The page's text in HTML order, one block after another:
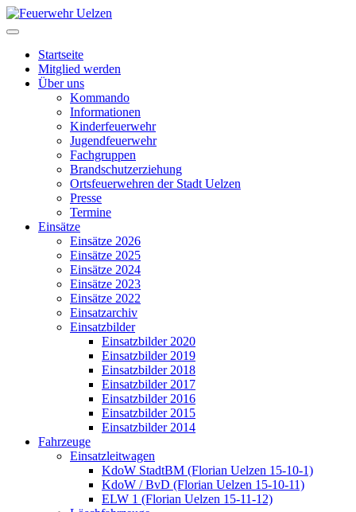
Startseite
Mitglied werden
Über uns
Kommando
Informationen
Kinderfeuerwehr
Jugendfeuerwehr
Fachgruppen
Brandschutzerziehung
Ortsfeuerwehren der Stadt Uelzen
Presse
Termine
Einsätze
Einsätze 2026
Einsätze 2025
Einsätze 2024
Einsätze 2023
Einsätze 2022
Einsatzarchiv
Einsatzbilder
Einsatzbilder 2020
Einsatzbilder 2019
Einsatzbilder 2018
Einsatzbilder 2017
Einsatzbilder 2016
Einsatzbilder 2015
Einsatzbilder 2014
Fahrzeuge
Einsatzleitwagen
KdoW StadtBM (Florian Uelzen 15-10-1)
KdoW / BvD (Florian Uelzen 15-10-11)
ELW 1 (Florian Uelzen 15-11-12)